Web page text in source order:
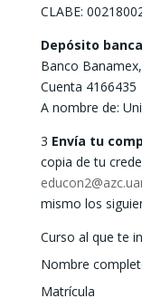
CLABE:
Depósito
Banco
Cuenta 4166435
A nombre de:
3 Envía tu
copia de tu
mismo los
Curso al que te
Nombre
Matrícula